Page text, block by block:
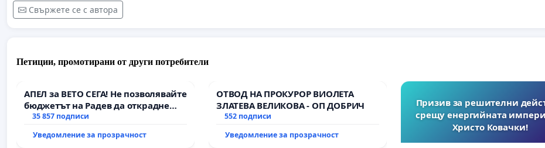
Свържете се с автора
Петиции, промотирани от други потребители
АПЕЛ за ВЕТО СЕГА! Не позволявайте
бюджетът на Радев да открадне
парите и правата ни в тъмното
35 857 подписи
Уведомление за прозрачност
ОТВОД НА ПРОКУРОР ВИОЛЕТА
ЗЛАТЕВА ВЕЛИКОВА - ОП ДОБРИЧ
552 подписи
Уведомление за прозрачност
Призив за решителни
срещу енергийната
Христо Ковачки!